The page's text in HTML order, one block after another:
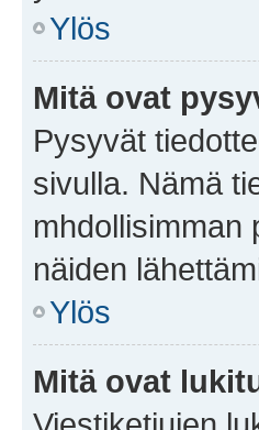
Ylös
Mitä ovat
Pysyvät
sivulla. Nämä
mhdollisimman
näiden
Ylös
Mitä ovat